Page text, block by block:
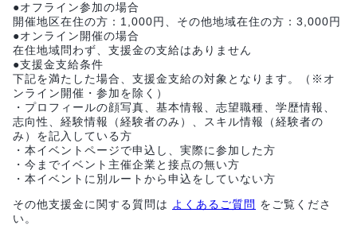
●オフライン参加の場合
開催地区在住の方：1,000円、その他地域在住の方：3,000円
●オンライン開催の場合
在住地域問わず、支援金の支給はありません
●支援金支給条件
下記を満たした場合、支援金支給の対象となります。（※オ
ンライン開催・参加を除く）
・プロフィールの顔写真、基本情報、志望職種、学歴情報、
志向性、経験情報（経験者のみ）、スキル情報（経験者の
み）を記入している方
・本イベントページで申込し、実際に参加した方
・今までイベント主催企業と接点の無い方
・本イベントに別ルートから申込をしていない方
その他支援金に関する質問は よくあるご質問 をご覧くださ
い。